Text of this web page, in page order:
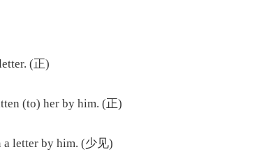
(正)
(to) her by him. (正)
letter by him. (少见)